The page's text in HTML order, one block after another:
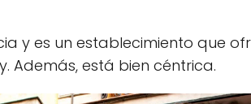
y es un establecimiento que
Además, está bien céntrica.